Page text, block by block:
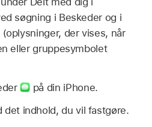
søgning i Beskeder og i
der vises, når
eller gruppesymbolet
på din iPhone.
det indhold, du vil fastgøre.